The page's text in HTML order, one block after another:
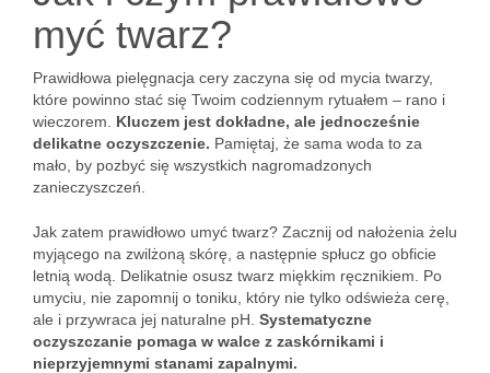
myć twarz?
Prawidłowa pielęgnacja cery zaczyna się od mycia twarzy,
które powinno stać się Twoim codziennym rytuałem – rano i
wieczorem. Kluczem jest dokładne, ale jednocześnie
delikatne oczyszczenie. Pamiętaj, że sama woda to za
mało, by pozbyć się wszystkich nagromadzonych
zanieczyszczeń.
Jak zatem prawidłowo umyć twarz? Zacznij od nałożenia żelu
myjącego na zwilżoną skórę, a następnie spłucz go obficie
letnią wodą. Delikatnie osusz twarz miękkim ręcznikiem. Po
umyciu, nie zapomnij o toniku, który nie tylko odświeża cerę,
ale i przywraca jej naturalne pH. Systematyczne
oczyszczanie pomaga w walce z zaskórnikami i
nieprzyjemnymi stanami zapalnymi.